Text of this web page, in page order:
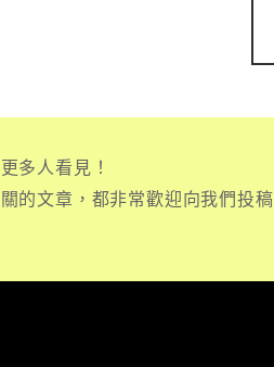
多人看見！
的文章，都非常歡迎向我們投稿